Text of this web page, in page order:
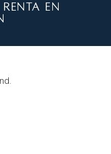
renta en